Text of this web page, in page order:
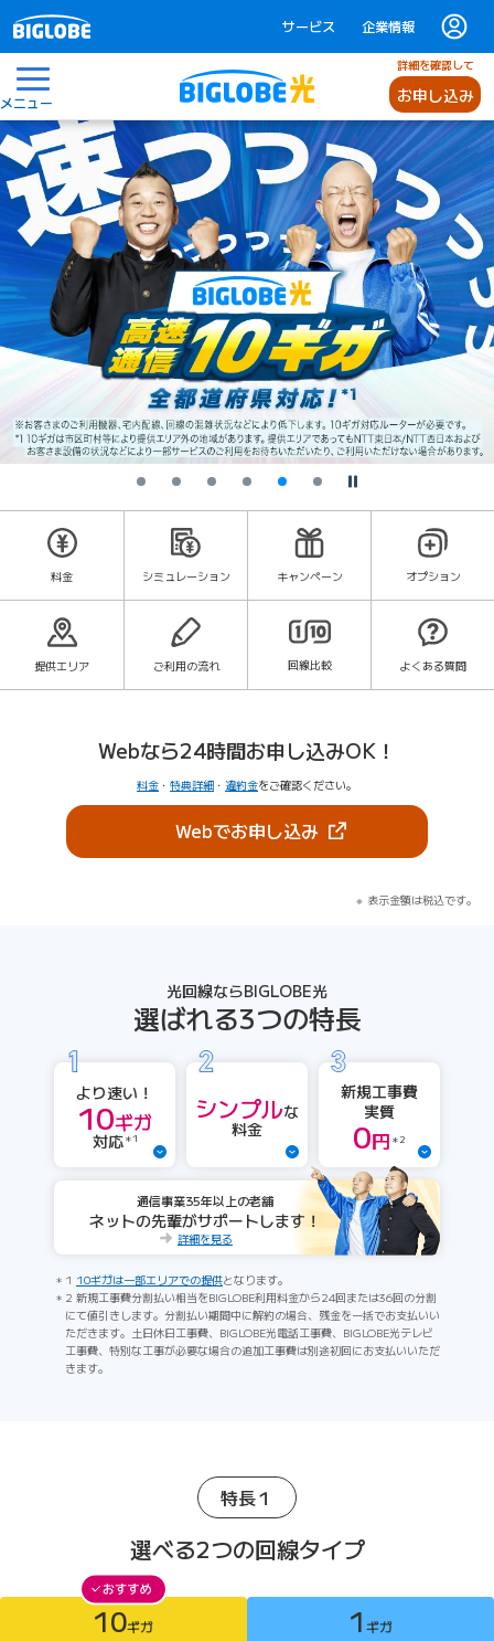
サービス 企業情報
メニュー
詳細を確認して
お申し込み
停止
料金 シミュレーション キャンペーン オプション
提供エリア ご利用の流れ 回線比較 よくある質問
Webなら24時間お申し込みOK！
料金 ・ 特典詳細 ・ 違約金をご確認ください。
Webでお申し込み（新しいタブで開き
表示金額は税込です。
光回線ならBIGLOBE光
選ばれる3つの特長
より速い！
10ギガ
対応＊1
シンプルな
料金
新規工事費
実質
0円 ＊2
通信事業35年以上の老舗
ネットの先輩がサポートします！
詳細を見る
1 10ギガは一部エリアでの提供となります。
2 新規工事費分割払い相当をBIGLOBE利用料金から24回または36回の分割
にて値引きします。分割払い期間中に解約の場合、残金を一括でお支払いい
ただきます。土日休日工事費、BIGLOBE光電話工事費、BIGLOBE光テレビ
工事費、特別な工事が必要な場合の追加工事費は別途初回にお支払いいただ
きます。
特長１
選べる2つの回線タイプ
10ギガがおすすめ
10ギガ 1 ギガ